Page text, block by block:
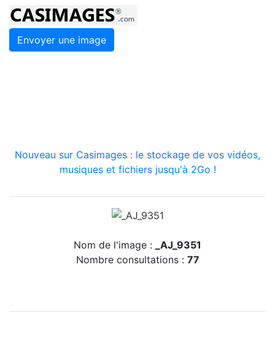
Envoyer une image
Nouveau sur Casimages : le stockage de vos vidéos,
musiques et fichiers jusqu'à 2Go !
Nom de l'image :
_AJ_9351
Nombre consultations : 77